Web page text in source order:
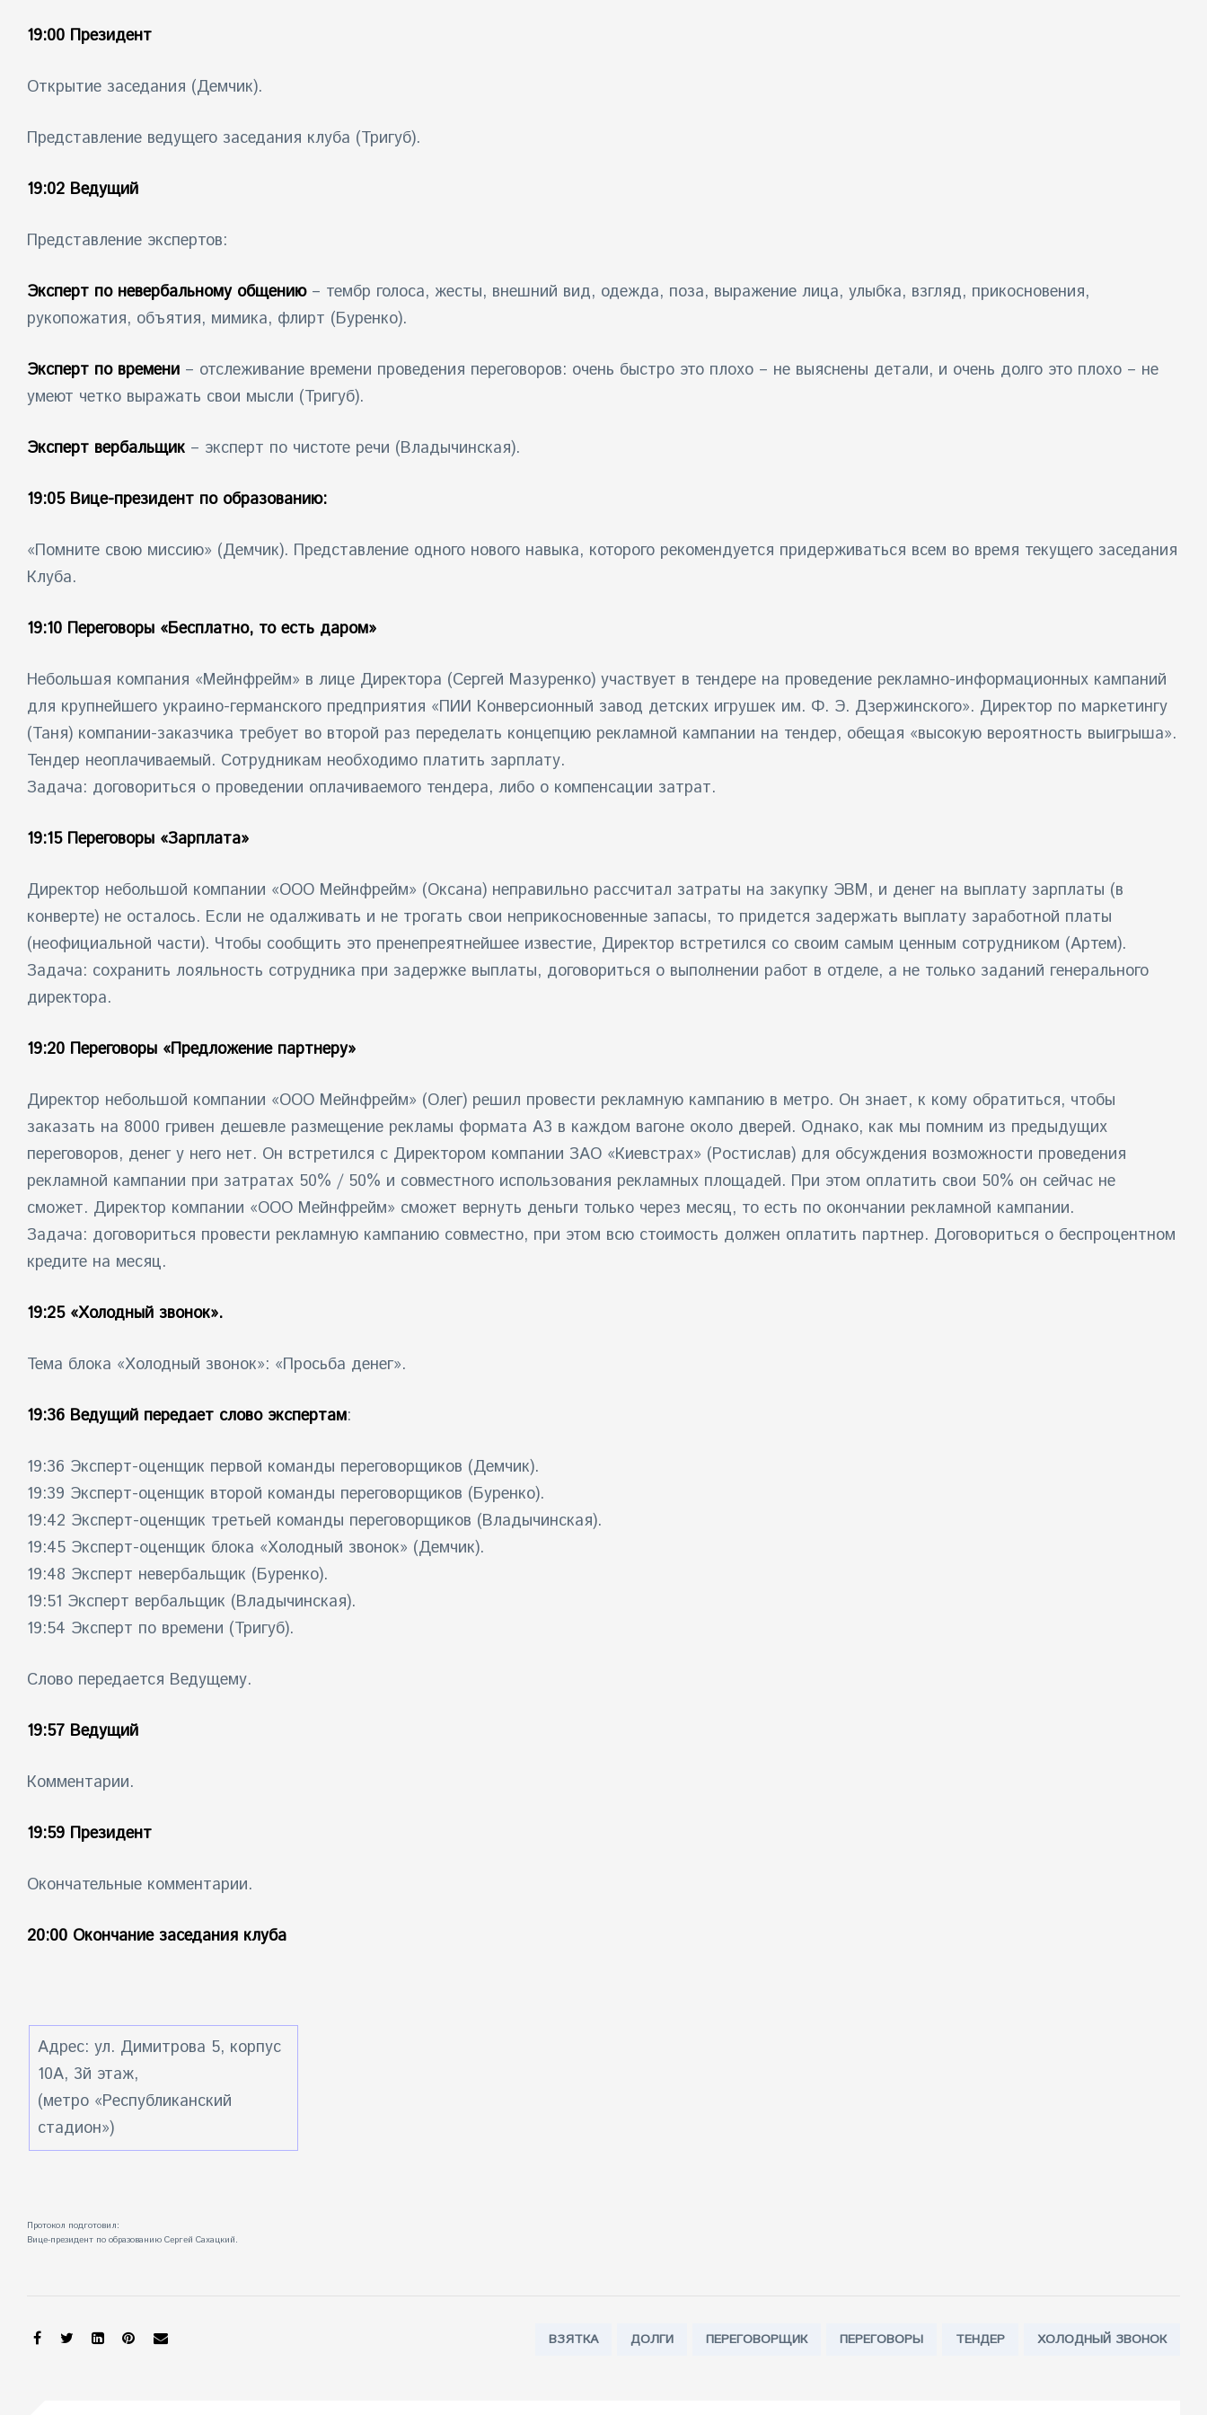
19:00 Президент
Открытие заседания (Демчик).
Представление ведущего заседания клуба (Тригуб).
19:02 Ведущий
Представление экспертов:
Эксперт по невербальному общению – тембр голоса, жесты, внешний вид, одежда, поза, выражение лица, улыбка, взгляд, прикосновения,
рукопожатия, объятия, мимика, флирт (Буренко).
Эксперт по времени – отслеживание времени проведения переговоров: очень быстро это плохо – не выяснены детали, и очень долго это плохо – не
умеют четко выражать свои мысли (Тригуб).
Эксперт вербальщик – эксперт по чистоте речи (Владычинская).
19:05 Вице-президент по образованию:
«Помните свою миссию» (Демчик). Представление одного нового навыка, которого рекомендуется придерживаться всем во время текущего заседания
Клуба.
19:10 Переговоры «Бесплатно, то есть даром»
Небольшая компания «Мейнфрейм» в лице Директора (Сергей Мазуренко) участвует в тендере на проведение рекламно-информационных кампаний
для крупнейшего украино-германского предприятия «ПИИ Конверсионный завод детских игрушек им. Ф. Э. Дзержинского». Директор по маркетингу
(Таня) компании-заказчика требует во второй раз переделать концепцию рекламной кампании на тендер, обещая «высокую вероятность выигрыша».
Тендер неоплачиваемый. Сотрудникам необходимо платить зарплату.
Задача: договориться о проведении оплачиваемого тендера, либо о компенсации затрат.
19:15 Переговоры «Зарплата»
Директор небольшой компании «ООО Мейнфрейм» (Оксана) неправильно рассчитал затраты на закупку ЭВМ, и денег на выплату зарплаты (в
конверте) не осталось. Если не одалживать и не трогать свои неприкосновенные запасы, то придется задержать выплату заработной платы
(неофициальной части). Чтобы сообщить это пренепреятнейшее известие, Директор встретился со своим самым ценным сотрудником (Артем).
Задача: сохранить лояльность сотрудника при задержке выплаты, договориться о выполнении работ в отделе, а не только заданий генерального
директора.
19:20 Переговоры «Предложение партнеру»
Директор небольшой компании «ООО Мейнфрейм» (Олег) решил провести рекламную кампанию в метро. Он знает, к кому обратиться, чтобы
заказать на 8000 гривен дешевле размещение рекламы формата А3 в каждом вагоне около дверей. Однако, как мы помним из предыдущих
переговоров, денег у него нет. Он встретился с Директором компании ЗАО «Киевстрах» (Ростислав) для обсуждения возможности проведения
рекламной кампании при затратах 50% / 50% и совместного использования рекламных площадей. При этом оплатить свои 50% он сейчас не
сможет. Директор компании «ООО Мейнфрейм» сможет вернуть деньги только через месяц, то есть по окончании рекламной кампании.
Задача: договориться провести рекламную кампанию совместно, при этом всю стоимость должен оплатить партнер. Договориться о беспроцентном
кредите на месяц.
19:25 «Холодный звонок».
Тема блока «Холодный звонок»: «Просьба денег».
19:36 Ведущий передает слово экспертам:
19:36 Эксперт-оценщик первой команды переговорщиков (Демчик).
19:39 Эксперт-оценщик второй команды переговорщиков (Буренко).
19:42 Эксперт-оценщик третьей команды переговорщиков (Владычинская).
19:45 Эксперт-оценщик блока «Холодный звонок» (Демчик).
19:48 Эксперт невербальщик (Буренко).
19:51 Эксперт вербальщик (Владычинская).
19:54 Эксперт по времени (Тригуб).
Слово передается Ведущему.
19:57 Ведущий
Комментарии.
19:59 Президент
Окончательные комментарии.
20:00 Окончание заседания клуба
Адрес: ул. Димитрова 5, корпус
10А, 3й этаж,
(метро «Республиканский
стадион»)
Протокол подготовил:
Вице-президент по образованию Сергей Сахацкий.
SHARE: Tags:
ВЗЯТКА ДОЛГИ ПЕРЕГОВОРЩИК ПЕРЕГОВОРЫ ТЕНДЕР ХОЛОДНЫЙ ЗВОНОК